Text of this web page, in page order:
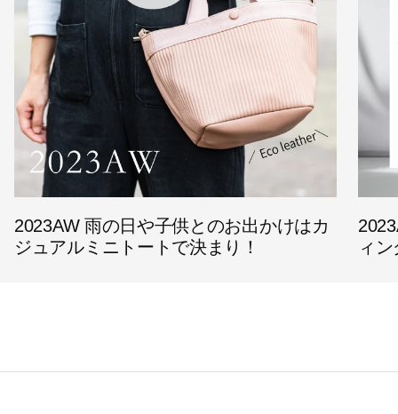
2023AW 雨の日や子供とのお出かけはカ
ジュアルミニトートで決まり！
ィ